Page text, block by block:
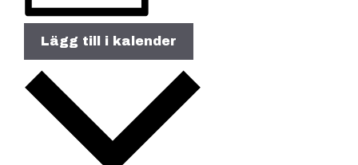
Lägg till i kalender